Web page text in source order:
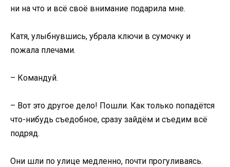
ни на что и всё своё внимание подарила мне.
Катя, улыбнувшись, убрала ключи в сумочку и
пожала плечами.
– Командуй.
– Вот это другое дело! Пошли. Как только попадётся
что-нибудь съедобное, сразу зайдём и съедим всё
подряд.
Они шли по улице медленно, почти прогуливаясь.